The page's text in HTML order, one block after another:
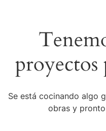
Se está cocinando algo
obras y